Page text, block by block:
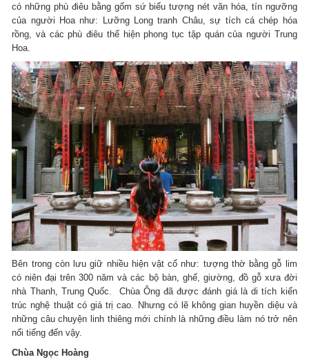
có những phù điêu bằng gốm sứ biểu tượng nét văn hóa, tín ngưỡng
của người Hoa như: Lưỡng Long tranh Châu, sự tích cá chép hóa
rồng, và các phù điêu thể hiện phong tục tập quán của người Trung
Hoa.
Bên trong còn lưu giữ nhiều hiện vật cổ như: tượng thờ bằng gỗ lim
có niên đại trên 300 năm và các bộ bàn, ghế, giường, đồ gỗ xưa đời
nhà Thanh, Trung Quốc. Chùa Ông đã được đánh giá là di tích kiến
trúc nghệ thuật có giá trị cao. Nhưng có lẽ không gian huyền diệu và
những câu chuyện linh thiêng mới chính là những điều làm nó trở nên
nổi tiếng đến vậy.
Chùa Ngọc Hoàng